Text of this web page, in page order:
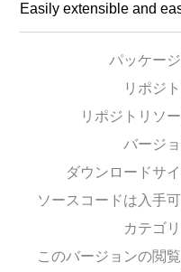
Easily extensible and
パッケー
リポジ
リポジトリソ
バージ
ダウンロードサ
ソースコードは入手
カテゴ
このバージョンの閲